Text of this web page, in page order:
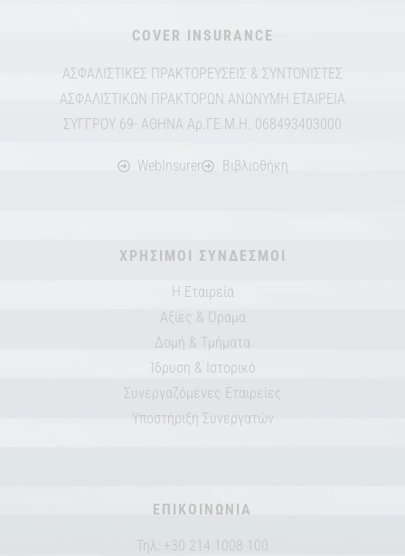
COVER INSURANCE
ΑΣΦΑΛΙΣΤΙΚΕΣ ΠΡΑΚΤΟΡΕΥΣΕΙΣ & ΣΥΝΤΟΝΙΣΤΕΣ
ΑΣΦΑΛΙΣΤΙΚΩΝ ΠΡΑΚΤΟΡΩΝ ΑΝΩΝΥΜΗ ΕΤΑΙΡΕΙΑ
ΣΥΓΓΡΟΥ 69- ΑΘΗΝΑ Αρ.ΓΕ.Μ.Η. 068493403000
WebInsurer Βιβλιοθήκη
ΧΡΗΣΙΜΟΙ ΣΥΝΔΕΣΜΟΙ
Η Εταιρεία
Αξίες & Όραμα
Δομή & Τμήματα
Ίδρυση & Ιστορικό
Συνεργαζόμενες Εταιρείες
Υποστήριξη Συνεργατών
ΕΠΙΚΟΙΝΩΝΙΑ
Τηλ: +30 214 1008 100